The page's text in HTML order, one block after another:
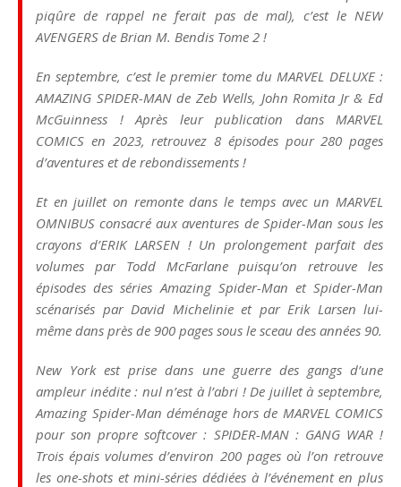
piqûre de rappel ne ferait pas de mal), c’est le NEW
AVENGERS de Brian M. Bendis Tome 2 !
En septembre, c’est le premier tome du MARVEL DELUXE :
AMAZING SPIDER-MAN de Zeb Wells, John Romita Jr & Ed
McGuinness ! Après leur publication dans MARVEL
COMICS en 2023, retrouvez 8 épisodes pour 280 pages
d’aventures et de rebondissements !
Et en juillet on remonte dans le temps avec un MARVEL
OMNIBUS consacré aux aventures de Spider-Man sous les
crayons d’ERIK LARSEN ! Un prolongement parfait des
volumes par Todd McFarlane puisqu’on retrouve les
épisodes des séries Amazing Spider-Man et Spider-Man
scénarisés par David Michelinie et par Erik Larsen lui-
même dans près de 900 pages sous le sceau des années 90.
New York est prise dans une guerre des gangs d’une
ampleur inédite : nul n’est à l’abri ! De juillet à septembre,
Amazing Spider-Man déménage hors de MARVEL COMICS
pour son propre softcover : SPIDER-MAN : GANG WAR !
Trois épais volumes d’environ 200 pages où l’on retrouve
les one-shots et mini-séries dédiées à l’événement en plus